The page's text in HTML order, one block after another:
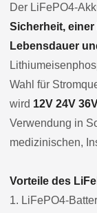
Der LiFePO4-
Sicherheit,
Lebensdauer
Wahl für
wird 12V 24V
Verwendung in
medizinischen,
Vorteile des
1. LiFePO4-